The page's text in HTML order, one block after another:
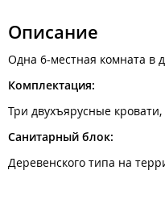
Описание
Одна 6-местная комната в
Комплектация:
Три двухъярусные кровати,
Санитарный блок:
Деревенского типа на